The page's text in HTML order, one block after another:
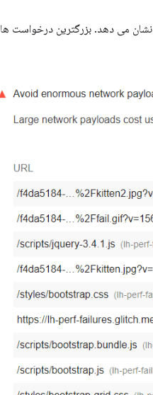
نشان می دهد. بزرگترین درخواست ها